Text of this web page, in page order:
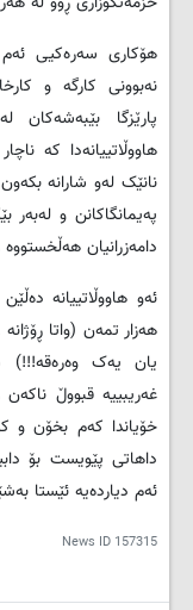
هۆکاری سەرەکیی ئەم
نەبوونی کارگە و
پارێزگا
هاووڵاتییانەدا کە
نانێک لەو شارانە
پەیمانگاکانن و لەبەر
دامەزرانیان
یان یەک وەرەقە!!!)
غەریبییە قبووڵ
خۆیاندا کەم بخۆن و
داهاتی پێویست بۆ
ئەم دیاردەیە ئێستا
News ID 157315